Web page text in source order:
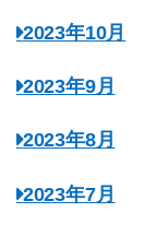
2023年10月
2023年9月
2023年8月
2023年7月